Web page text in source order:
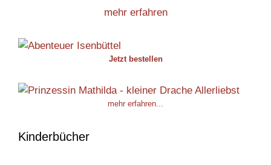
mehr erfahren
Jetzt bestellen
mehr erfahren...
Kinderbücher